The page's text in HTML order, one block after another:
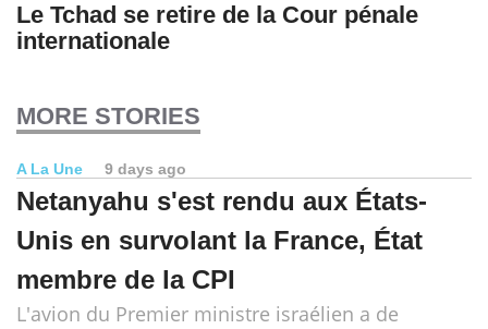
Le Tchad se retire de la Cour pénale
internationale
MORE STORIES
A La Une 9 days ago
Netanyahu s'est rendu aux États-
Unis en survolant la France, État
membre de la CPI
L'avion du Premier ministre israélien a de